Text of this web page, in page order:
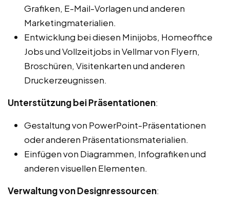
Grafiken, E-Mail-Vorlagen und anderen
Marketingmaterialien.
Entwicklung bei diesen Minijobs, Homeoffice
Jobs und Vollzeitjobs in Vellmar von Flyern,
Broschüren, Visitenkarten und anderen
Druckerzeugnissen.
Unterstützung bei Präsentationen:
Gestaltung von PowerPoint-Präsentationen
oder anderen Präsentationsmaterialien.
Einfügen von Diagrammen, Infografiken und
anderen visuellen Elementen.
Verwaltung von Designressourcen: